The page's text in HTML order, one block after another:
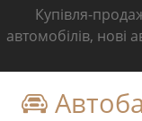
Купівля-
автомобілів, нові